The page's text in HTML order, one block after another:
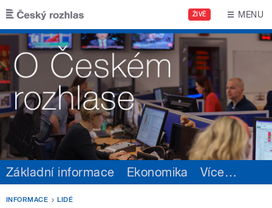
Přejít k hlavnímu obsahu
ŽIVĚ MENU
Základní informace Ekonomika Více…
INFORMACE LIDÉ